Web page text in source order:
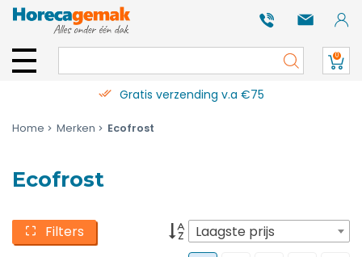
0
Gratis verzending v.a €75
Home Merken Ecofrost
Ecofrost
Filters Laagste prijs